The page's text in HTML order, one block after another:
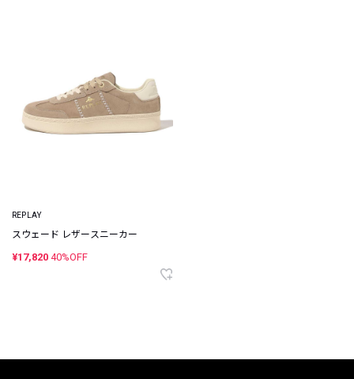
REPLAY
スウェード レザースニーカー
¥17,820 40%OFF